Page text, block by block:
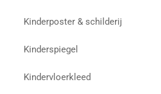
Kinderposter & schilderij
Kinderspiegel
Kindervloerkleed